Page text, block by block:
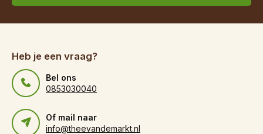
Heb je een vraag?
Bel ons
0853030040
Of mail naar
info@theevandemarkt.nl